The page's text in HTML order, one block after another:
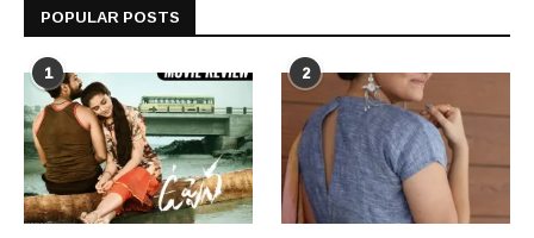
POPULAR POSTS
1 2